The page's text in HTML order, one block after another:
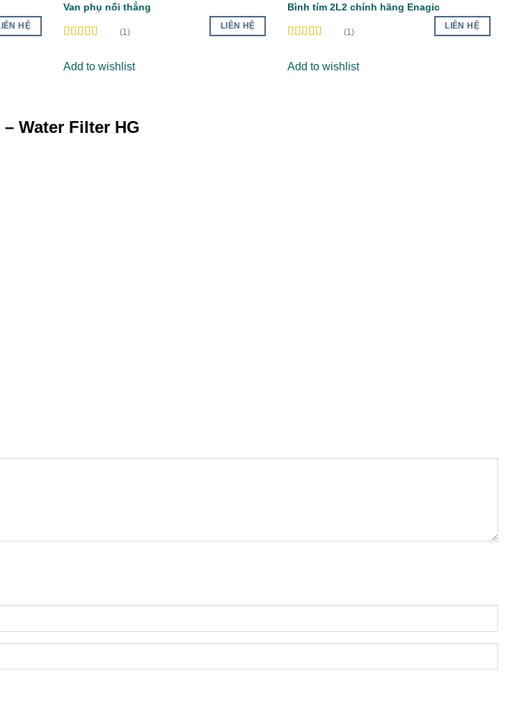
HỆ
Van phụ nối thẳng
of 5
(1)
LIÊN HỆ
Add to wishlist
Bình tím 2L2 chính hãng Enagic
(1)
LIÊN HỆ
Add to wishlist
Water Filter HG